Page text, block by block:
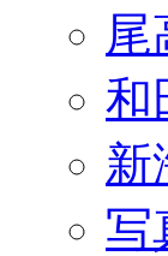
尾
和
新
写